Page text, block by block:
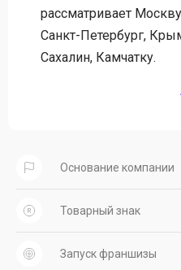
рассматривает
Санкт-Петербург,
Сахалин, Камчатку.
Основание компании
Товарный знак
Запуск франшизы